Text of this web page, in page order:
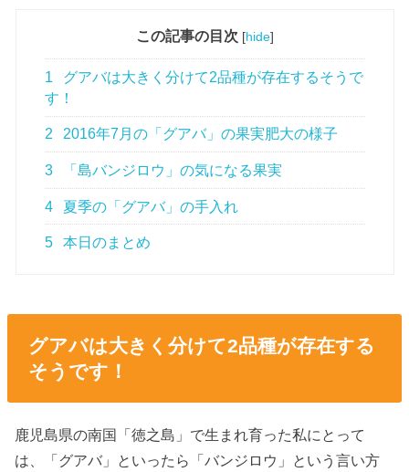
この記事の目次 [hide]
1
グアバは大きく分けて2品種が存在するそうで
す！
2 2016年7月の「グアバ」の果実肥大の様子
3 「島バンジロウ」の気になる果実
4 夏季の「グアバ」の手入れ
5 本日のまとめ
グアバは大きく分けて2品種が存在する
そうです！
鹿児島県の南国「徳之島」で生まれ育った私にとって
は、「グアバ」といったら「バンジロウ」という言い方